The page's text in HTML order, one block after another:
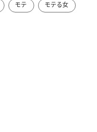
モテ
モテる女